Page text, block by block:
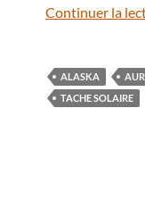
Continuer la
ALASKA
TACHE SOLAIRE